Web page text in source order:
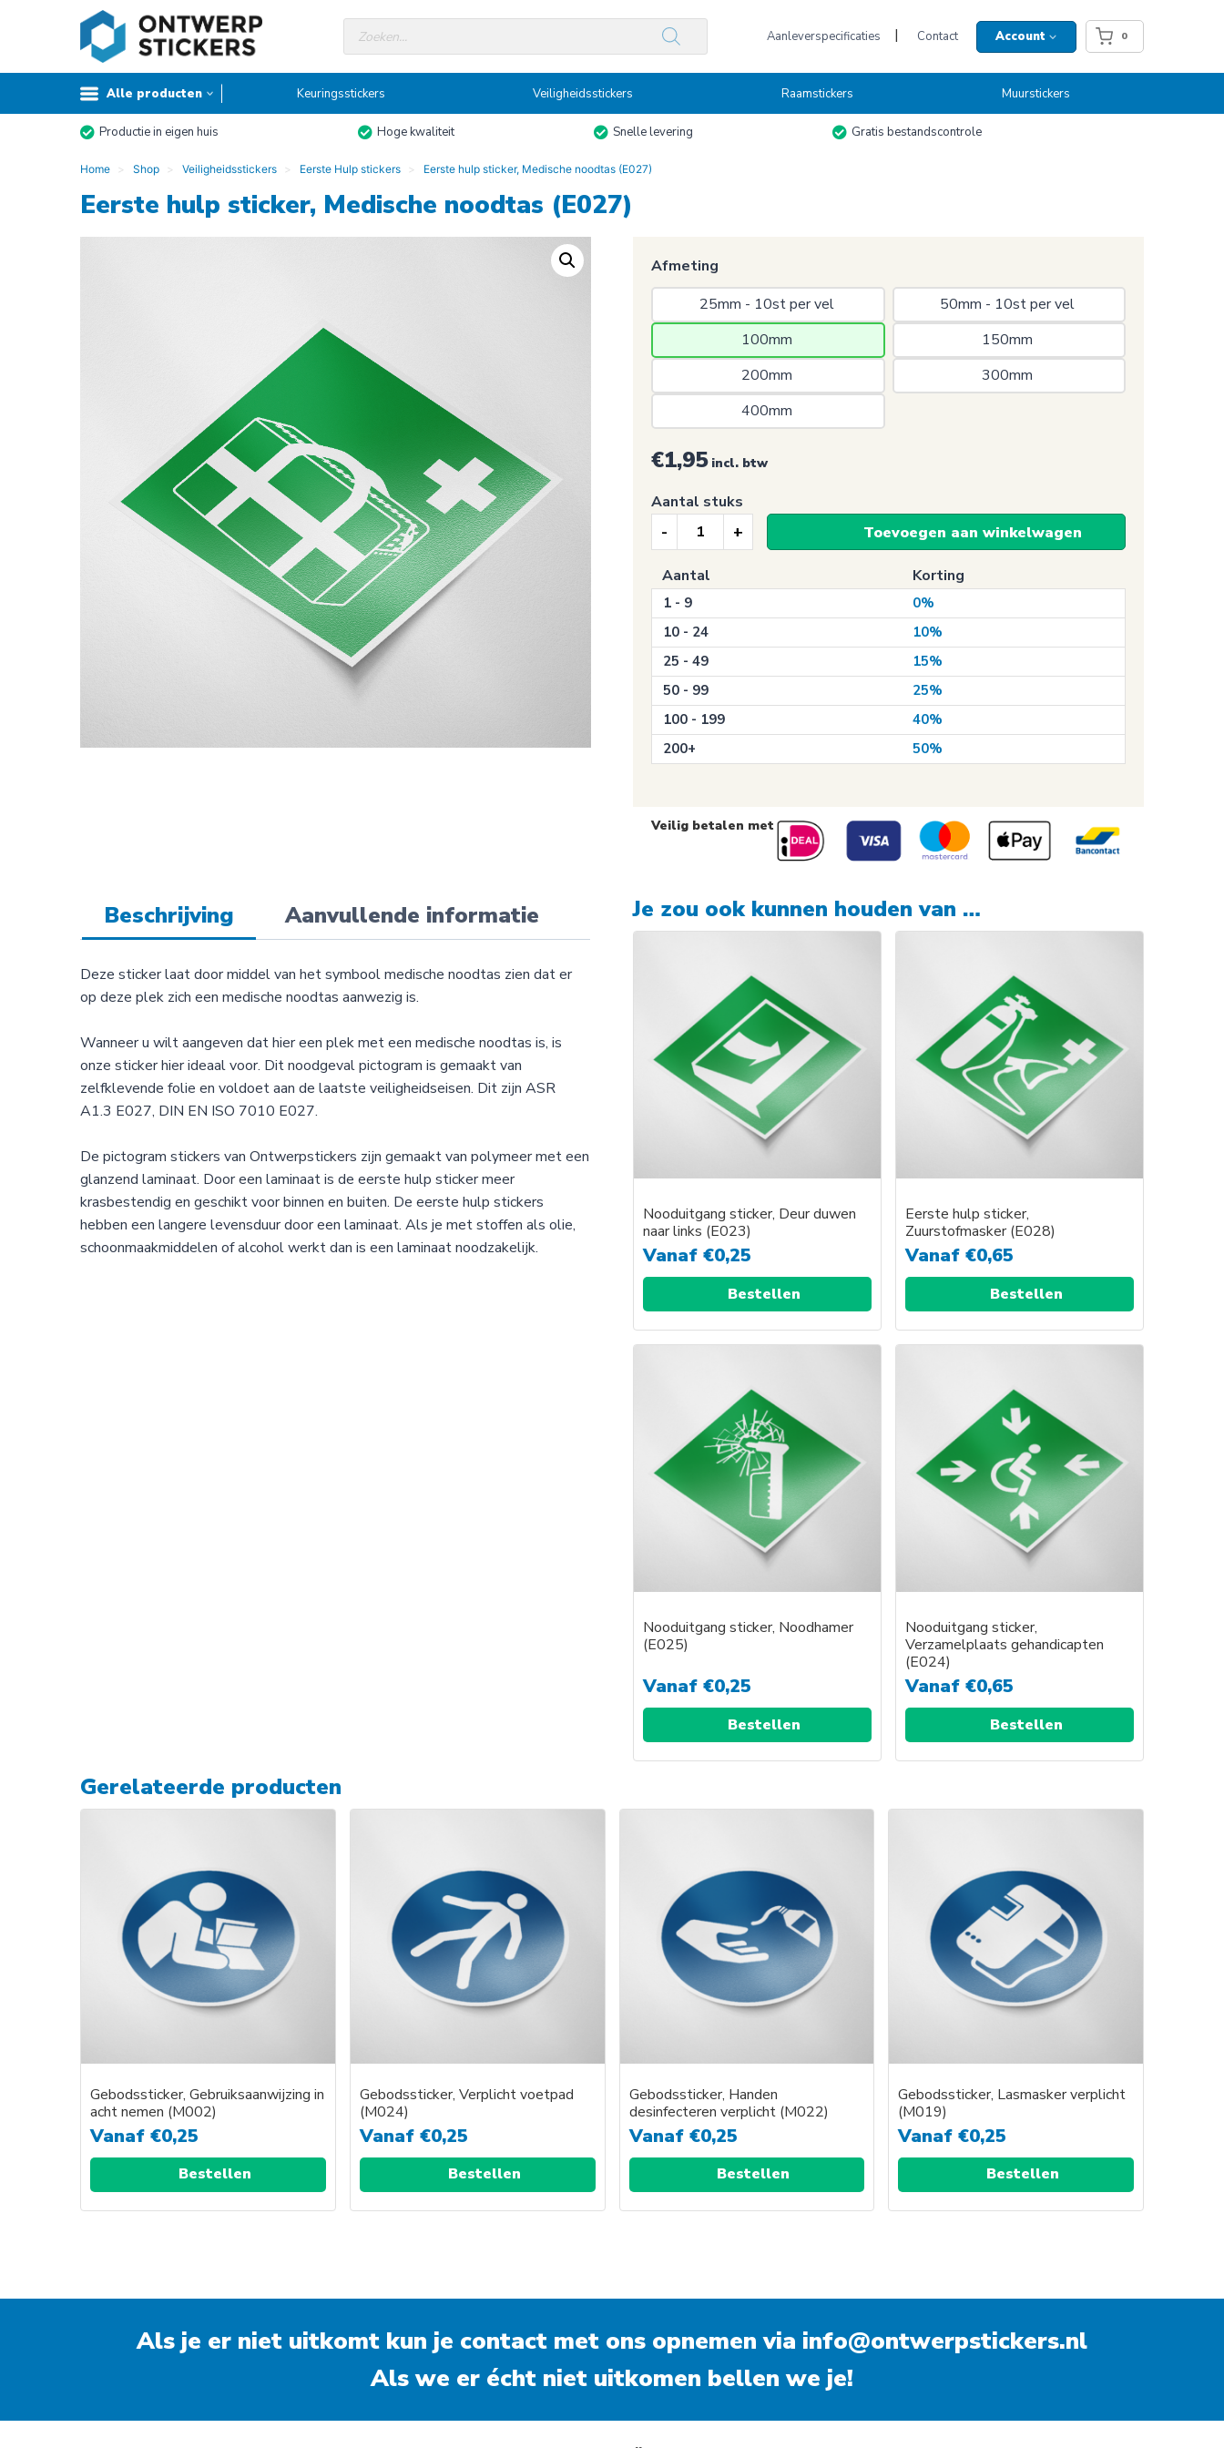
Producten
zoeken Aanleverspecificaties Contact Account 0
Alle producten Keuringsstickers Veiligheidsstickers Raamstickers Muurstickers
Productie in eigen huis Hoge kwaliteit Snelle levering Gratis bestandscontrole
Home Shop Veiligheidsstickers Eerste Hulp stickers Eerste hulp sticker, Medische noodtas (E027)
Eerste hulp sticker, Medische noodtas (E027)
Afmeting
25mm - 10st per vel
50mm - 10st per vel
100mm
150mm
200mm
300mm
400mm
€1,95 incl. btw
sticker,
Medische
noodtas
(E027)
aantal
Aantal stuks
Toevoegen aan winkelwagen
Aantal Korting
1 - 9
0%
10 - 24
10%
25 - 49
15%
50 - 99
25%
100 - 199
40%
200+
50%
Veilig betalen met
Beschrijving Aanvullende informatie
Deze sticker laat door middel van het symbool medische noodtas zien dat er
op deze plek zich een medische noodtas aanwezig is.
Wanneer u wilt aangeven dat hier een plek met een medische noodtas is, is
onze sticker hier ideaal voor. Dit noodgeval pictogram is gemaakt van
zelfklevende folie en voldoet aan de laatste veiligheidseisen. Dit zijn ASR
A1.3 E027, DIN EN ISO 7010 E027.
De pictogram stickers van Ontwerpstickers zijn gemaakt van polymeer met een
glanzend laminaat. Door een laminaat is de eerste hulp sticker meer
krasbestendig en geschikt voor binnen en buiten. De eerste hulp stickers
hebben een langere levensduur door een laminaat. Als je met stoffen als olie,
schoonmaakmiddelen of alcohol werkt dan is een laminaat noodzakelijk.
Je zou ook kunnen houden van …
Nooduitgang sticker, Deur duwen
naar links (E023)
Vanaf€0,25
Bestellen
Eerste hulp sticker,
Zuurstofmasker (E028)
Vanaf€0,65
Bestellen
Nooduitgang sticker, Noodhamer
(E025)
Vanaf€0,25
Bestellen
Nooduitgang sticker,
Verzamelplaats gehandicapten
(E024)
Vanaf€0,65
Bestellen
Gerelateerde producten
Gebodssticker, Gebruiksaanwijzing in
acht nemen (M002)
Vanaf €0,25
Bestellen
Gebodssticker, Verplicht voetpad
(M024)
Vanaf €0,25
Bestellen
Gebodssticker, Handen
desinfecteren verplicht (M022)
Vanaf €0,25
Bestellen
Gebodssticker, Lasmasker verplicht
(M019)
Vanaf€0,25
Bestellen
Als je er niet uitkomt kun je contact met ons opnemen via info@ontwerpstickers.nl
Als we er écht niet uitkomen bellen we je!